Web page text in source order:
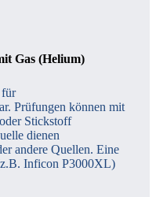
Gas (Helium)
für
Prüfungen können mit
Stickstoff
dienen
andere Quellen. Eine
Inficon P3000XL)